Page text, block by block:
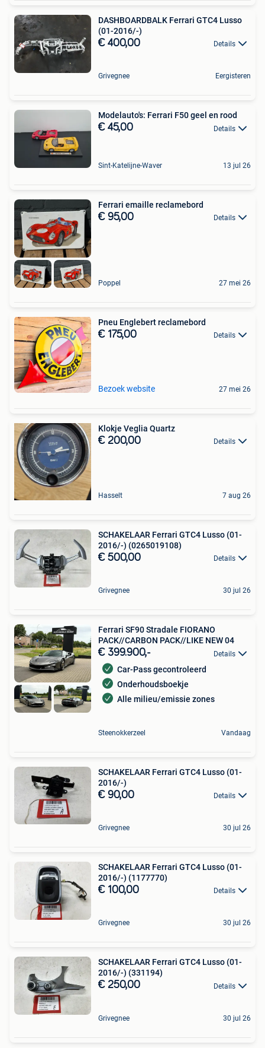
DASHBOARDBALK Ferrari GTC4 Lusso
(01-2016/-)
€ 400,00 Details
Grivegnee Eergisteren
Modelauto's: Ferrari F50 geel en rood
€ 45,00 Details
Sint-Katelijne-Waver 13 jul 26
Ferrari emaille reclamebord
€ 95,00 Details
Poppel 27 mei 26
Pneu Englebert reclamebord
€ 175,00 Details
Bezoek website 27 mei 26
Klokje Veglia Quartz
€ 200,00 Details
Hasselt 7 aug 26
SCHAKELAAR Ferrari GTC4 Lusso (01-
2016/-) (0265019108)
€ 500,00 Details
Grivegnee 30 jul 26
Ferrari SF90 Stradale FIORANO
PACK//CARBON PACK//LIKE NEW 04
€ 399.900,- Details
Car-Pass gecontroleerd
Onderhoudsboekje
Alle milieu/emissie zones
Steenokkerzeel Vandaag
SCHAKELAAR Ferrari GTC4 Lusso (01-
2016/-)
€ 90,00 Details
Grivegnee 30 jul 26
SCHAKELAAR Ferrari GTC4 Lusso (01-
2016/-) (1177770)
€ 100,00 Details
Grivegnee 30 jul 26
SCHAKELAAR Ferrari GTC4 Lusso (01-
2016/-) (331194)
€ 250,00 Details
Grivegnee 30 jul 26